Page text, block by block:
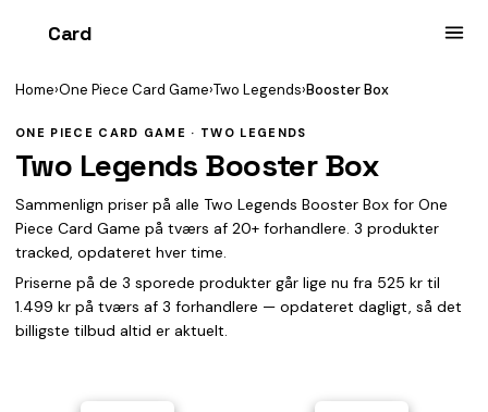
Card
Home›One Piece Card Game›Two Legends›Booster Box
ONE PIECE CARD GAME · TWO LEGENDS
Two Legends Booster Box
Sammenlign priser på alle Two Legends Booster Box for One
Piece Card Game på tværs af 20+ forhandlere. 3 produkter
tracked, opdateret hver time.
Priserne på de 3 sporede produkter går lige nu fra 525 kr til
1.499 kr på tværs af 3 forhandlere — opdateret dagligt, så det
billigste tilbud altid er aktuelt.